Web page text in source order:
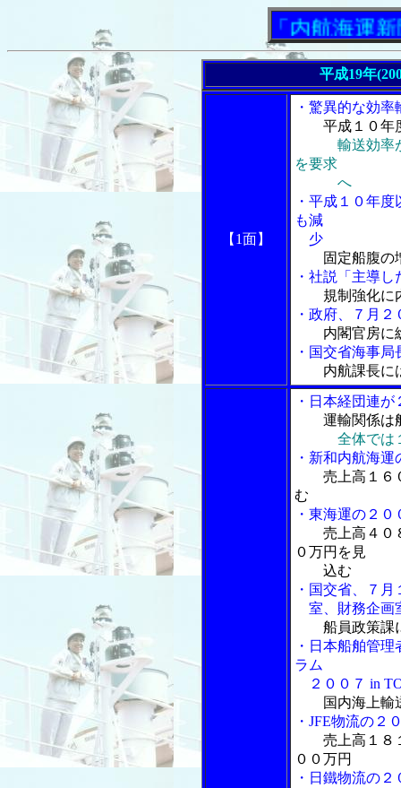
「内航海運新聞」
平成19年
【1面】
・驚異的な効
平成１０年
輸送効率
を要求
へ
・平成１０年
も減
少
固定船腹の
・社説「主導
規制強化に
・政府、７月
内閣官房に
・国交省海事
内航課長に
・日本経団連
運輸関係は
全体では
・新和内航海
売上高１６
む
・東海運の２
売上高４０
０万円を見
込む
・国交省、７
室、財務企画
船員政策課
・日本船舶管
ラム
２００７ in
国内海上輸
・JFE物流の２
売上高１８
００万円
・日鐵物流の